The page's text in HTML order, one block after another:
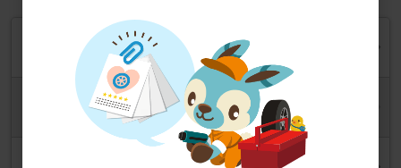
梅雨も明けて洗車！！
2026年7月23日
6 TIPS & TRICKS on your Mercedes Key!
2026年6月1日
地図データ更新(MBUX第3世代 Gen20x V12.0)